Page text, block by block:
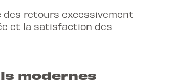
des retours excessivement
et la satisfaction des
modernes